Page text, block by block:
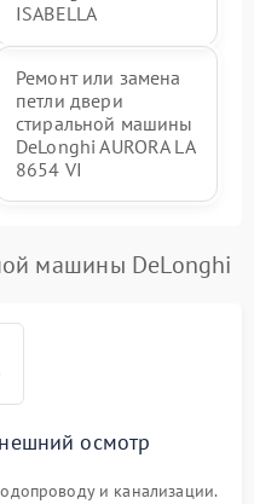
ISABELLA
Ремонт или замена
петли двери
стиральной машины
DeLonghi AURORA LA
8654 VI
машины DeLonghi
осмотр
и канализации.